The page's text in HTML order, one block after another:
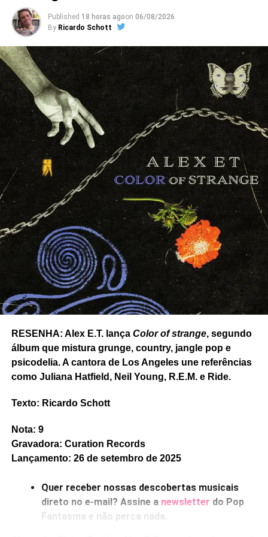
próprias reforma caseiras, ou as dos vizinhos.
Com recordações de city pop, soft rock, música de
elevador, karaokês e cenas de filmes com gente cantando
sozinha acompanhada de um synth, o Pianocoquetel é
uma festa pop sarcástica, que segue com a new-bossa de
Silêncio constrangedor, o soul lento deOlha só(que fala
do esforço para ser visto vivo “nesse velho funeral” cheio
de valores cagados e tempos desperdiçados), o samba-
lounge mágico deAno inteiro(essa, soando como uma
suposta parceria entre Arnaldo Baptista e Guilherme
Arantes) e a valsa tóxica de Taekwondo.
Ouvimos : ttoró – Isca(EP)
Nessa base, o Pianocoquetel acaba lembrando bandas
como Sparks, que unem melodias contemplativas e
observações ferinas, como no tédio mortal deVai levar
um tempo pra voltare na blues ballad de elevador
Castelo de roupas pelo chão
. MasQue coisaainda tem a
impagável São Longuinho e os três pulinhos , rock
lascado à moda de Ty Segall – embora as mudanças de
setentista deBaixa manutenção, com Viridiana dividindo
os vocais. Tudo montado com muito cuidado nas
melodias.
Fantasma funcionando todo dia.
E se ainda não assinou, dá tempo:
newslettere receba nossos posts direto no e-
mail.
Published 18 horas agoon 06/08/2026
By Ricardo Schott
RESENHA: Alex E.T. lança Color of strange, segundo
álbum que mistura grunge, country, jangle pop e
psicodelia. A cantora de Los Angeles une referências
como Juliana Hatfield, Neil Young, R.E.M. e Ride.
Texto: Ricardo Schott
Nota: 9
Gravadora: Curation Records
Lançamento: 26 de setembro de 2025
Quer receber nossas descobertas musicais
direto no e-mail? Assine a newsletter do Pop
Fantasma e não perca nada.